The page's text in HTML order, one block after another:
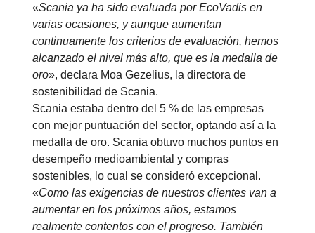
«Scania ya ha sido evaluada por EcoVadis en
varias ocasiones, y aunque aumentan
continuamente los criterios de evaluación, hemos
alcanzado el nivel más alto, que es la medalla de
oro», declara Moa Gezelius, la directora de
sostenibilidad de Scania.
Scania estaba dentro del 5 % de las empresas
con mejor puntuación del sector, optando así a la
medalla de oro. Scania obtuvo muchos puntos en
desempeño medioambiental y compras
sostenibles, lo cual se consideró excepcional.
«Como las exigencias de nuestros clientes van a
aumentar en los próximos años, estamos
realmente contentos con el progreso. También